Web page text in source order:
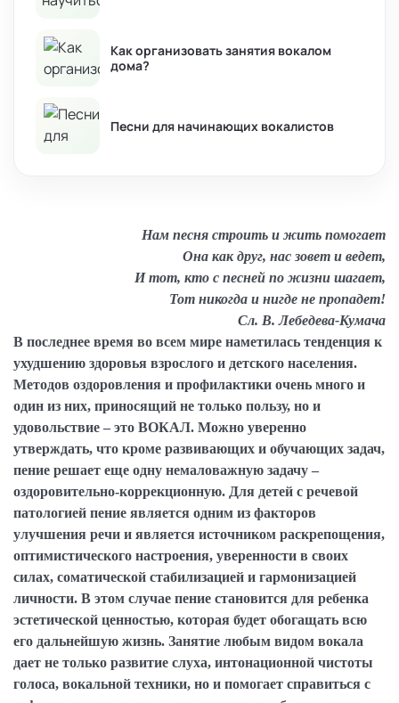
Как организовать занятия вокалом
дома?
Песни для начинающих вокалистов
Нам песня строить и жить помогает
Она как друг, нас зовет и ведет,
И тот, кто с песней по жизни шагает,
Тот никогда и нигде не пропадет!
Сл. В. Лебедева-Кумача
В последнее время во всем мире наметилась тенденция к
ухудшению здоровья взрослого и детского населения.
Методов оздоровления и профилактики очень много и
один из них, приносящий не только пользу, но и
удовольствие – это ВОКАЛ. Можно уверенно
утверждать, что кроме развивающих и обучающих задач,
пение решает еще одну немаловажную задачу –
оздоровительно-коррекционную. Для детей с речевой
патологией пение является одним из факторов
улучшения речи и является источником раскрепощения,
оптимистического настроения, уверенности в своих
силах, соматической стабилизацией и гармонизацией
личности. В этом случае пение становится для ребенка
эстетической ценностью, которая будет обогащать всю
его дальнейшую жизнь. Занятие любым видом вокала
дает не только развитие слуха, интонационной чистоты
голоса, вокальной техники, но и помогает справиться с